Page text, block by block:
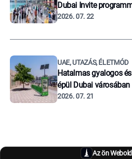
Dubai Invite
2026. 07. 22
UAE, UTAZÁS, ÉLETMÓD
Hatalmas gyalogos
épül Dubai városában
2026. 07. 21
Az ön